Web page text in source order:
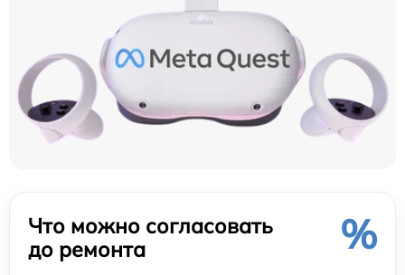
Что можно согласовать
до ремонта
%